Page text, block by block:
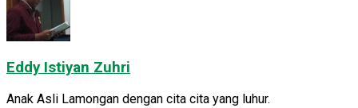
Eddy Istiyan Zuhri
Anak Asli Lamongan dengan cita cita yang luhur.